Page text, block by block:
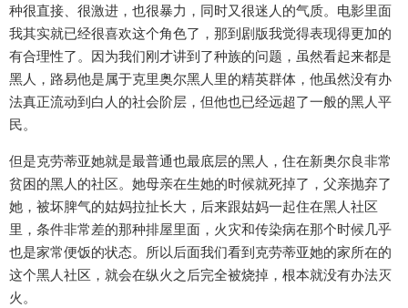
种很直接、很激进，也很暴力，同时又很迷人的气质。电影里面
我其实就已经很喜欢这个角色了，那到剧版我觉得表现得更加的
有合理性了。因为我们刚才讲到了种族的问题，虽然看起来都是
黑人，路易他是属于克里奥尔黑人里的精英群体，他虽然没有办
法真正流动到白人的社会阶层，但他也已经远超了一般的黑人平
民。
但是克劳蒂亚她就是最普通也最底层的黑人，住在新奥尔良非常
贫困的黑人的社区。她母亲在生她的时候就死掉了，父亲抛弃了
她，被坏脾气的姑妈拉扯长大，后来跟姑妈一起住在黑人社区
里，条件非常差的那种排屋里面，火灾和传染病在那个时候几乎
也是家常便饭的状态。所以后面我们看到克劳蒂亚她的家所在的
这个黑人社区，就会在纵火之后完全被烧掉，根本就没有办法灭
火。